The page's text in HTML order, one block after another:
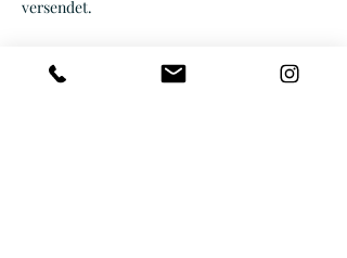
versendet.